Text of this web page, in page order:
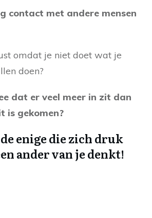
contact met andere mensen
omdat je niet doet wat je
doen?
dat er veel meer in zit dan
is gekomen?
enige die zich druk
ander van je denkt!